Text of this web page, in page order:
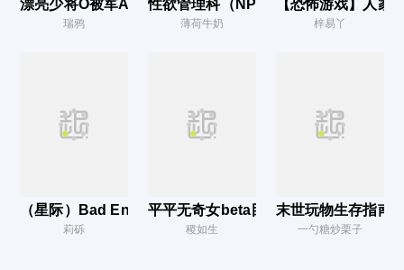
第22节
第25节
第28节
漂亮少将O被军A灌满后
瑞鸦
性欲管理科（NPH）
薄荷牛奶
【恐怖游戏】人家
梓易丫
（星际）Bad Ending反叛者
莉砾
平平无奇女beta目睹之怪状(np）
稷如生
末世玩物生存指南
一勺糖炒栗子